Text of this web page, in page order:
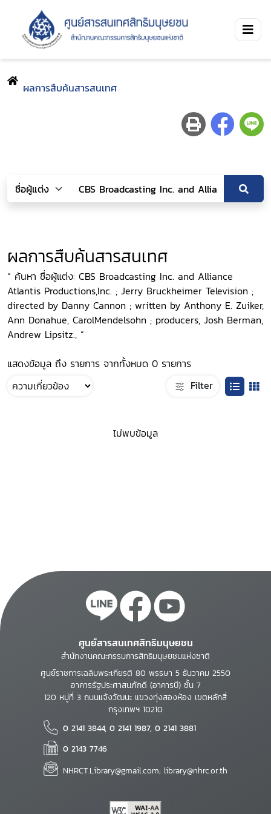
ผลการสืบค้นสารสนเทศ
ผลการสืบค้นสารสนเทศ
“ ค้นหา ชื่อผู้แต่ง: CBS Broadcasting Inc. and Alliance
Atlantis Productions,Inc. ; Jerry Bruckheimer Television ;
directed by Danny Cannon ; written by Anthony E. Zuiker,
Ann Donahue, CarolMendelsohn ; producers, Josh Berman,
Andrew Lipsitz., ”
แสดงข้อมูล ถึง รายการ จากทั้งหมด 0 รายการ
Filter
ไม่พบข้อมูล
ศูนย์สารสนเทศสิทธิมนุษยชน
สำนักงานคณะกรรมการสิทธิมนุษยชนแห่งชาติ
ศูนย์ราชการเฉลิมพระเกียรติ 80 พรรษา 5 ธันวาคม 2550
อาคารรัฐประศาสนภักดี (อาคารบี) ชั้น 7
120 หมู่ที่ 3 ถนนแจ้งวัฒนะ แขวงทุ่งสองห้อง เขตหลักสี่
กรุงเทพฯ 10210
0 2141 3844, 0 2141 1987, 0 2141 3881
0 2143 7746
NHRCT.Library@gmail.com; library@nhrc.or.th